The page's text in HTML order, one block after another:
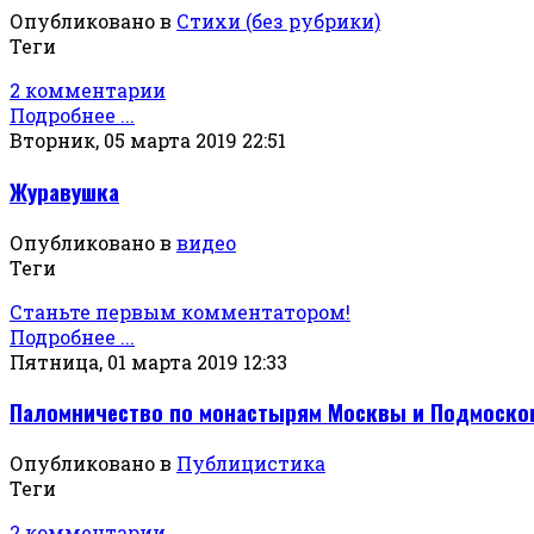
Опубликовано в Стихи (без рубрики)
Теги
2 комментарии
Подробнее ...
Вторник, 05 марта 2019 22:51
Журавушка
Опубликовано в видео
Теги
Станьте первым комментатором!
Подробнее ...
Пятница, 01 марта 2019 12:33
Паломничество по монастырям Москвы и
Опубликовано в Публицистика
Теги